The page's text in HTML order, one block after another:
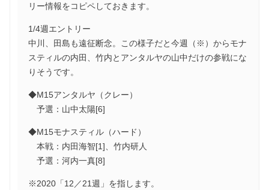
リー情報をコピペしておきます。
1/4週エントリー
中川、田島も遠征断念。この様子だと今週（※）からモナ
スティルの内田、竹内とアンタルヤの山中だけの参戦にな
りそうです。
◆M15アンタルヤ（クレー）
予選：山中太陽[6]
◆M15モナスティル（ハード）
本戦：内田海智[1]、竹内研人
予選：河内一真[8]
※2020「12／21週」を指します。